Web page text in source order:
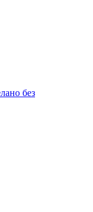
без